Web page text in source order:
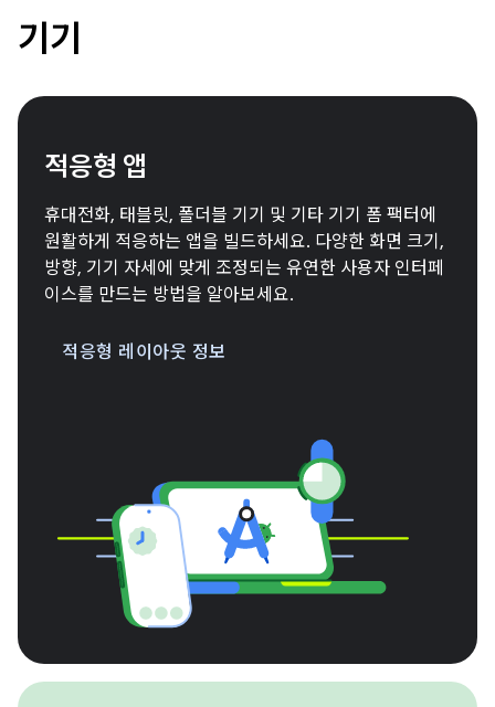
기기
적응형 앱
휴대전화, 태블릿, 폴더블 기기 및 기타 기기 폼 팩터에
원활하게 적응하는 앱을 빌드하세요. 다양한 화면 크기,
방향, 기기 자세에 맞게 조정되는 유연한 사용자 인터페
이스를 만드는 방법을 알아보세요.
적응형 레이아웃 정보